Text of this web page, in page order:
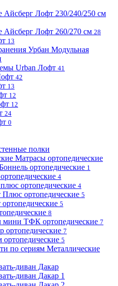
Лофт 230/240/250 см
Лофт 260/270 см 28
13
Модульная
Urban Лофт 41
42
13
12
12
24
0
полки
Матрасы ортопедические
ортопедические 1
4
ортопедические 4
ортопедические 5
5
8
ТФК ортопедические 7
ортопедические 7
5
Металлические
диван Дакар
диван Дакар 1